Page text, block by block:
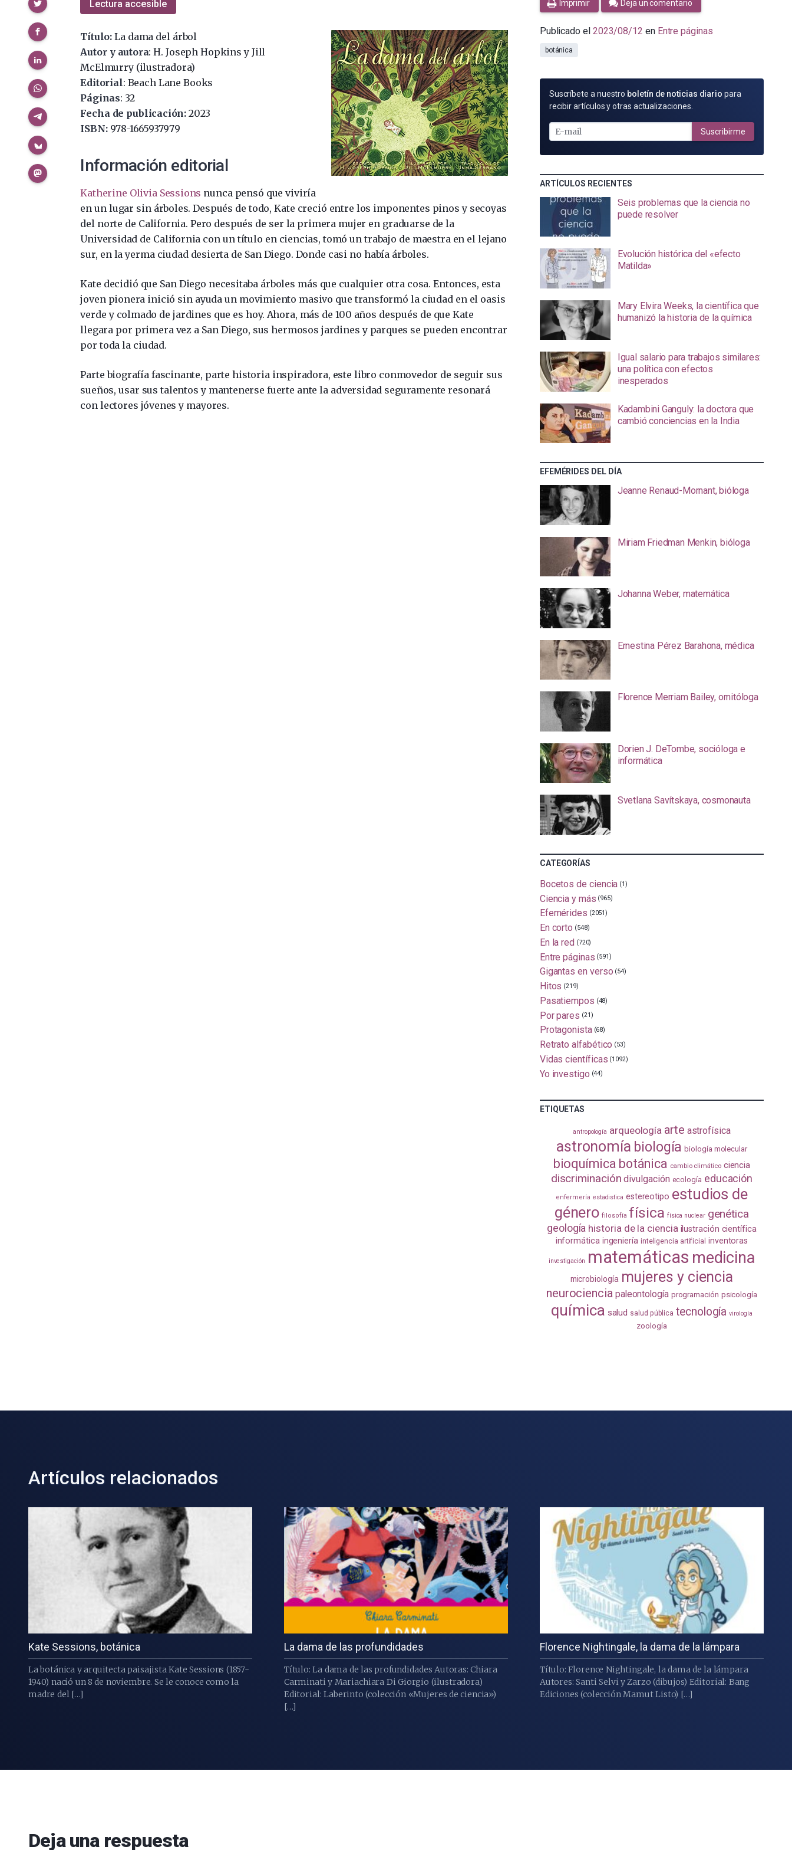
Lectura accesible
Título:La dama del árbol
Autor y autora: H. Joseph Hopkins y Jill
McElmurry (ilustradora)
Editorial: Beach Lane Books
Páginas: 32
Fecha de publicación:2023
ISBN:978-1665937979
Información editorial
Katherine Olivia Sessions nunca pensó que viviría
en un lugar sin árboles. Después de todo, Kate creció entre los imponentes pinos y secoyas
del norte de California. Pero después de ser la primera mujer en graduarse de la
Universidad de California con un título en ciencias, tomó un trabajo de maestra en el lejano
sur, en la yerma ciudad desierta de San Diego. Donde casi no había árboles.
Kate decidió que San Diego necesitaba árboles más que cualquier otra cosa. Entonces, esta
joven pionera inició sin ayuda un movimiento masivo que transformó la ciudad en el oasis
verde y colmado de jardines que es hoy. Ahora, más de 100 años después de que Kate
llegara por primera vez a San Diego, sus hermosos jardines y parques se pueden encontrar
por toda la ciudad.
Parte biografía fascinante, parte historia inspiradora, este libro conmovedor de seguir sus
sueños, usar sus talentos y mantenerse fuerte ante la adversidad seguramente resonará
con lectores jóvenes y mayores.
Imprimir Deja un comentario
Publicado el 2023/08/12 en Entre páginas
botánica
SUSCRÍBETE
POR
MAIL
Suscríbete a nuestro boletín de noticias diario para
recibir artículos y otras actualizaciones.
Suscribirme
ARTÍCULOS RECIENTES
Seis problemas que la ciencia no
puede resolver
Evolución histórica del «efecto
Matilda»
Mary Elvira Weeks, la científica que
humanizó la historia de la química
Igual salario para trabajos similares:
una política con efectos
inesperados
Kadambini Ganguly: la doctora que
cambió conciencias en la India
EFEMÉRIDES DEL DÍA
Jeanne Renaud-Mornant, bióloga
Miriam Friedman Menkin, bióloga
Johanna Weber, matemática
Ernestina Pérez Barahona, médica
Florence Merriam Bailey, ornitóloga
Dorien J. DeTombe, socióloga e
informática
Svetlana Savítskaya, cosmonauta
CATEGORÍAS
Bocetos de ciencia (1)
Ciencia y más (965)
Efemérides (2051)
En corto (548)
En la red (720)
Entre páginas (591)
Gigantas en verso (54)
Hitos (219)
Pasatiempos (48)
Por pares (21)
Protagonista (68)
Retrato alfabético (53)
Vidas científicas (1092)
Yo investigo (44)
ETIQUETAS
antropología arqueología arte astrofísica
astronomía biología biología molecular
bioquímica botánica cambio climático ciencia
discriminación divulgación ecología educación
enfermería estadistica estereotipo estudios de
género filosofía física física nuclear genética
geología historia de la ciencia ilustración científica
informática ingeniería inteligencia artificial inventoras
investigación matemáticas medicina
microbiología mujeres y ciencia
neurociencia paleontología programación psicología
química salud salud pública tecnología virología
zoología
Artículos relacionados
Kate Sessions, botánica
La botánica y arquitecta paisajista Kate Sessions (1857-
1940) nació un 8 de noviembre. Se le conoce como la
madre del […]
La dama de las profundidades
Título: La dama de las profundidades Autoras: Chiara
Carminati y Mariachiara Di Giorgio (ilustradora)
Editorial: Laberinto (colección «Mujeres de ciencia»)
[…]
Florence Nightingale, la dama de la lámpara
Título: Florence Nightingale, la dama de la lámpara
Autores: Santi Selvi y Zarzo (dibujos) Editorial: Bang
Ediciones (colección Mamut Listo) […]
Deja una respuesta